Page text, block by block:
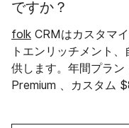
ですか？
folk CRMはカスタマ
トエンリッチメント
供します。年間プラン
Premium 、カスタム